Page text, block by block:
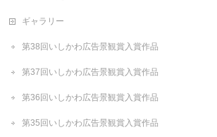
ギャラリー
第38回いしかわ広告景観賞入賞作品
第37回いしかわ広告景観賞入賞作品
第36回いしかわ広告景観賞入賞作品
第35回いしかわ広告景観賞入賞作品